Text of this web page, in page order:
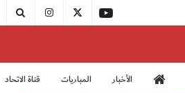
|
الأخبار المباريات قناة الاتحاد